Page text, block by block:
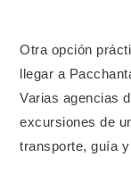
Otra opción
llegar a
Varias agencias
excursiones de
transporte, guía